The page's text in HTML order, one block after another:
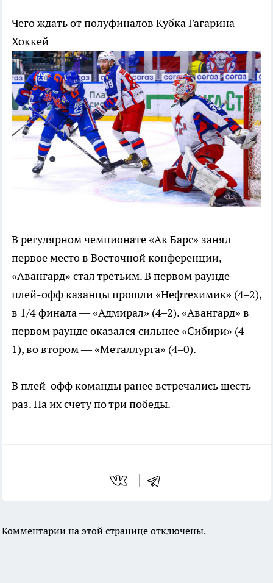
Чего ждать от полуфиналов Кубка Гагарина
Хоккей
В регулярном чемпионате «Ак Барс» занял
первое место в Восточной конференции,
«Авангард» стал третьим. В первом раунде
плей-офф казанцы прошли «Нефтехимик» (4–2),
в 1/4 финала — «Адмирал» (4–2). «Авангард» в
первом раунде оказался сильнее «Сибири» (4–
1), во втором — «Металлурга» (4–0).
В плей-офф команды ранее встречались шесть
раз. На их счету по три победы.
Комментарии на этой странице отключены.